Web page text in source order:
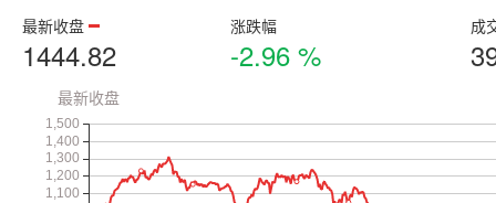
最新收盘
1444.82
涨跌幅
-2.96 %
成